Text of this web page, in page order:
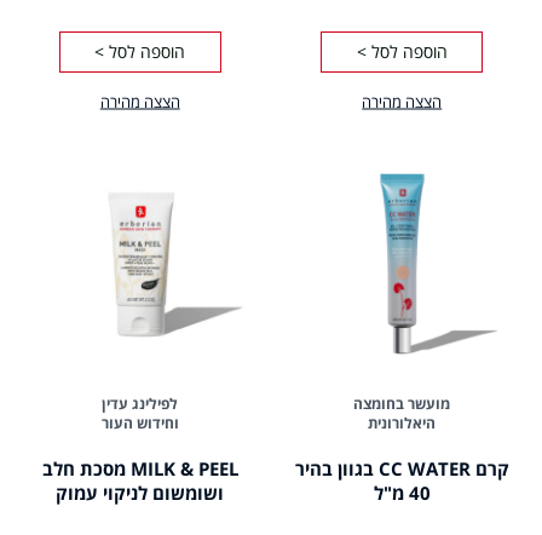
הצצה מהירה
הוספה לסל >
הצצה מהירה
הוספה לסל >
מועשר בחומצה
היאלורונית
קרם CC WATER בגוון בהיר
40 מ"ל
לפילינג עדין
וחידוש העור
MILK & PEEL מסכת חלב
ושומשום לניקוי עמוק